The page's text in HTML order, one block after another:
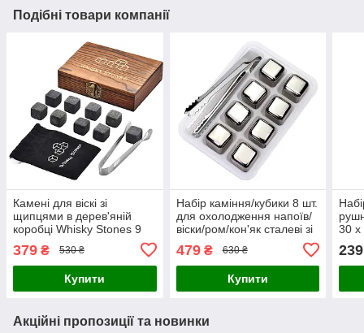
Подібні товари компанії
Камені для віскі зі
щипцями в дерев'яній
коробці Whisky Stones 9
379 ₴ 530 ₴
Купити
Набір каміння/кубики 8 шт.
для охолодження напоїв/
віски/ром/кон'як сталеві зі
коробці
479₴ 630 ₴
Купити
30 х
239
Акційні пропозиції та новинки